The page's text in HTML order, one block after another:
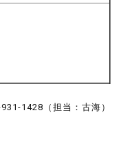
1428（担当：古海）